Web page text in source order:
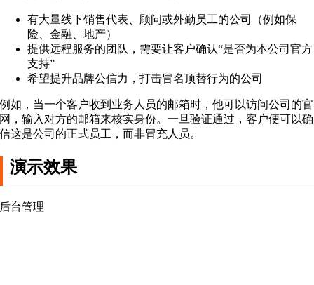
有大量线下销售代表、顾问或外勤员工的公司（例如保
险、金融、地产）
提供远程服务的团队，需要让客户确认“是否为本公司官方
支持”
希望提升品牌公信力，打击冒名顶替行为的公司
例如，当一个客户收到业务人员的邮箱时，他可以访问公司的官
网，输入对方的邮箱来核实身份。一旦验证通过，客户便可以确
信这是公司的正式员工，而非冒充人员。
演示效果
后台管理